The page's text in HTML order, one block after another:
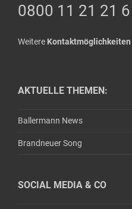
0800 11 21 21 6
Weitere Kontaktmöglichkeiten
AKTUELLE THEMEN:
Ballermann News
Brandneuer Song
SOCIAL MEDIA & CO